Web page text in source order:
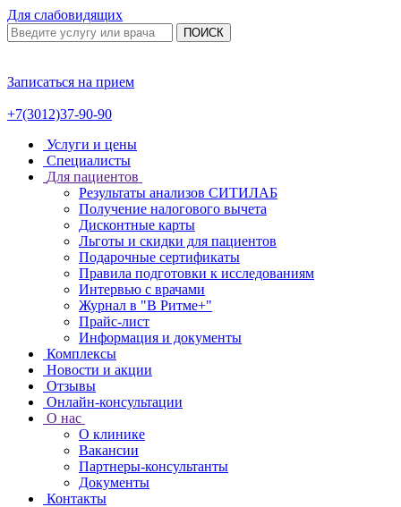
Для слабовидящих
ПОИСК
Записаться на прием
+7(3012)37-90-90
Услуги и цены
Специалисты
Для пациентов
Результаты анализов СИТИЛАБ
Получение налогового вычета
Дисконтные карты
Льготы и скидки для пациентов
Подарочные сертификаты
Правила подготовки к исследованиям
Интервью с врачами
Журнал в "В Ритме+"
Прайс-лист
Информация и документы
Комплексы
Новости и акции
Отзывы
Онлайн-консультации
О нас
О клинике
Вакансии
Партнеры-консультанты
Документы
Контакты